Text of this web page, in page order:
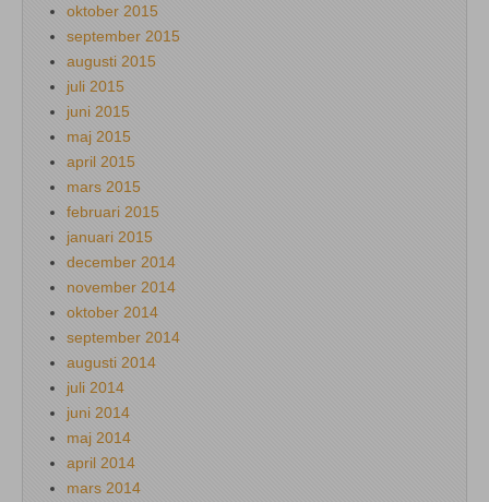
oktober 2015
september 2015
augusti 2015
juli 2015
juni 2015
maj 2015
april 2015
mars 2015
februari 2015
januari 2015
december 2014
november 2014
oktober 2014
september 2014
augusti 2014
juli 2014
juni 2014
maj 2014
april 2014
mars 2014